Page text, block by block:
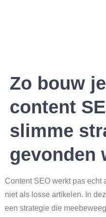
Zo bouw
content
slimme
gevonden
Content SEO werkt pas echt
niet als losse artikelen. In
een strategie die